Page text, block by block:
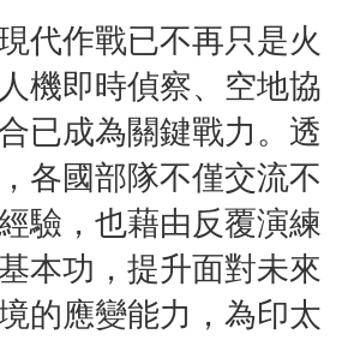
代作戰已不再只是火
機即時偵察、空地協
已成為關鍵戰力。透
各國部隊不僅交流不
驗，也藉由反覆演練
本功，提升面對未來
的應變能力，為印太